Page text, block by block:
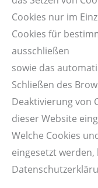
Cookies nur im
Cookies für
ausschließen
sowie das
Schließen des
Deaktivierung von
dieser Website
Welche Cookies
eingesetzt